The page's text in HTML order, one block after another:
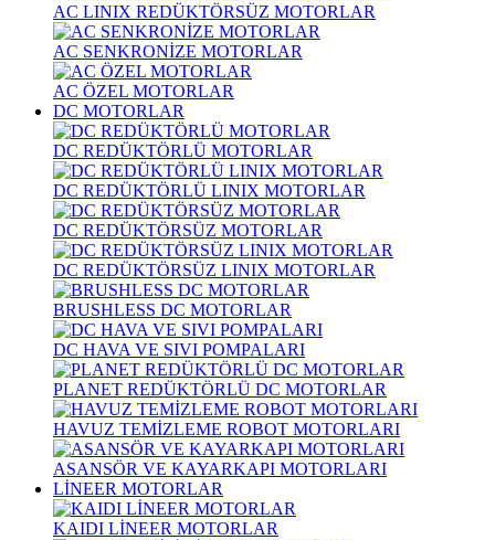
AC LINIX REDÜKTÖRSÜZ MOTORLAR
AC SENKRONİZE MOTORLAR
AC ÖZEL MOTORLAR
DC MOTORLAR
DC REDÜKTÖRLÜ MOTORLAR
DC REDÜKTÖRLÜ LINIX MOTORLAR
DC REDÜKTÖRSÜZ MOTORLAR
DC REDÜKTÖRSÜZ LINIX MOTORLAR
BRUSHLESS DC MOTORLAR
DC HAVA VE SIVI POMPALARI
PLANET REDÜKTÖRLÜ DC MOTORLAR
HAVUZ TEMİZLEME ROBOT MOTORLARI
ASANSÖR VE KAYARKAPI MOTORLARI
LİNEER MOTORLAR
KAIDI LİNEER MOTORLAR